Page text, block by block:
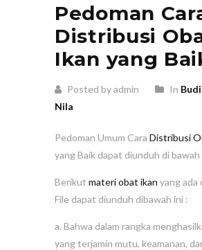
Pedoman
Distribusi
Ikan yang
Posted by admin In
Nila
Pedoman Umum Cara Distribusi
yang Baik dapat diunduh di bawah
Berikut materi obat ikan yang ada
File dapat diunduh dibawah ini :
a. Bahwa dalam rangka
yang terjamin mutu, keamanan,